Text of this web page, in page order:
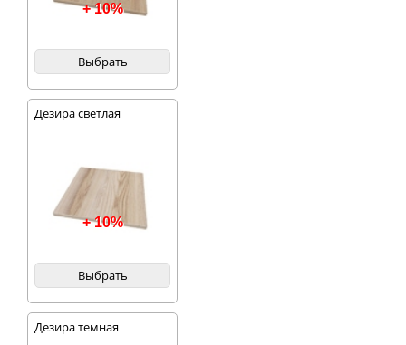
+ 10%
Выбрать
Дезира светлая
+ 10%
Выбрать
Дезира темная